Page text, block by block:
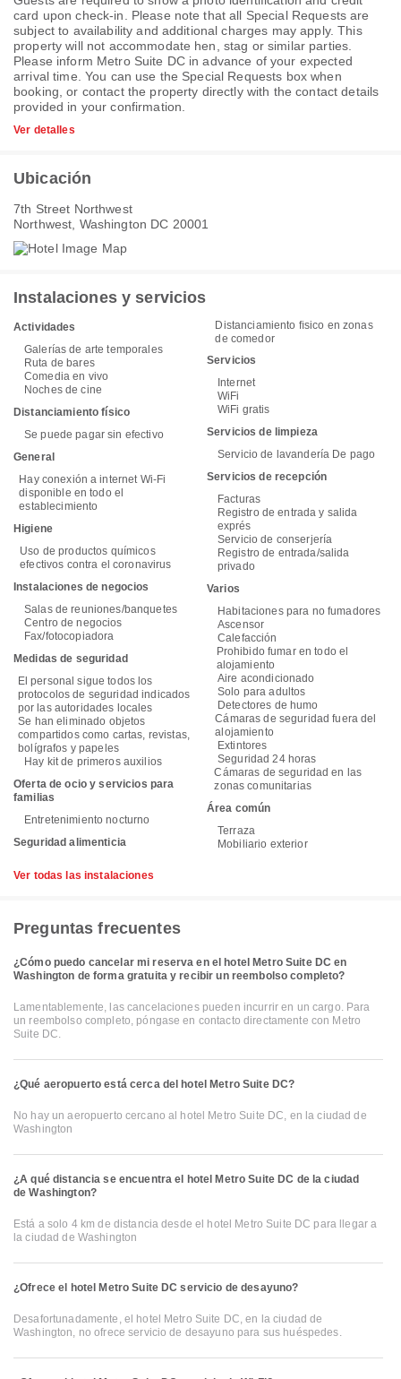
card upon check-in. Please note that all Special Requests are
subject to availability and additional charges may apply. This
property will not accommodate hen, stag or similar parties.
Please inform Metro Suite DC in advance of your expected
arrival time. You can use the Special Requests box when
booking, or contact the property directly with the contact details
provided in your confirmation.
Ver detalles
Ubicación
7th Street Northwest
Northwest, Washington DC 20001
Instalaciones y servicios
Actividades
Galerías de arte temporales
Ruta de bares
Comedia en vivo
Noches de cine
Distanciamiento físico
Se puede pagar sin efectivo
General
Hay conexión a internet Wi-Fi
disponible en todo el
establecimiento
Higiene
Uso de productos químicos
efectivos contra el coronavirus
Instalaciones de negocios
Salas de reuniones/banquetes
Centro de negocios
Fax/fotocopiadora
Medidas de seguridad
El personal sigue todos los
protocolos de seguridad indicados
por las autoridades locales
Se han eliminado objetos
compartidos como cartas, revistas,
bolígrafos y papeles
Hay kit de primeros auxilios
Oferta de ocio y servicios para
familias
Entretenimiento nocturno
Seguridad alimenticia
Distanciamiento físico en zonas
de comedor
Servicios
Internet
WiFi
WiFi gratis
Servicios de limpieza
Servicio de lavandería De pago
Servicios de recepción
Facturas
Registro de entrada y salida
exprés
Servicio de conserjería
Registro de entrada/salida
privado
Varios
Habitaciones para no fumadores
Ascensor
Calefacción
Prohibido fumar en todo el
alojamiento
Aire acondicionado
Solo para adultos
Detectores de humo
Cámaras de seguridad fuera del
alojamiento
Extintores
Seguridad 24 horas
Cámaras de seguridad en las
zonas comunitarias
Área común
Terraza
Mobiliario exterior
Ver todas las instalaciones
Preguntas frecuentes
¿Cómo puedo cancelar mi reserva en el hotel Metro Suite DC en
Washington de forma gratuita y recibir un reembolso completo?
Lamentablemente, las cancelaciones pueden incurrir en un cargo. Para
un reembolso completo, póngase en contacto directamente con Metro
Suite DC.
¿Qué aeropuerto está cerca del hotel Metro Suite DC?
No hay un aeropuerto cercano al hotel Metro Suite DC, en la ciudad de
Washington
¿A qué distancia se encuentra el hotel Metro Suite DC de la ciudad
de Washington?
Está a solo 4 km de distancia desde el hotel Metro Suite DC para llegar a
la ciudad de Washington
¿Ofrece el hotel Metro Suite DC servicio de desayuno?
Desafortunadamente, el hotel Metro Suite DC, en la ciudad de
Washington, no ofrece servicio de desayuno para sus huéspedes.